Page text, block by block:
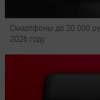
Смартфоны до 20 000
2026 году